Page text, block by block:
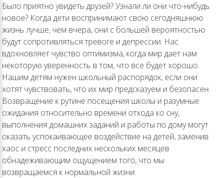
Было приятно увидеть друзей? Узнали ли они что-нибудь
новое? Когда дети воспринимают свою сегодняшнюю
жизнь лучше, чем вчера, они с большей вероятностью
будут сопротивляться тревоге и депрессии. Нас
вдохновляет чувство оптимизма, когда мир дает нам
некоторую уверенность в том, что все будет хорошо.
Нашим детям нужен школьный распорядок, если они
хотят чувствовать, что их мир предсказуем и безопасен.
Возвращение к рутине посещения школы и разумные
ожидания относительно времени отхода ко сну,
выполнения домашних заданий и работы по дому могут
оказать успокаивающее воздействие на детей, заменив
хаос и стресс последних нескольких месяцев
обнадеживающим ощущением того, что мы
возвращаемся к нормальной жизни.